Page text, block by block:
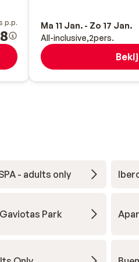
p.p.
Ma 11 Jan. - Zo 17 Jan.
All-inclusive 2pers.
- adults only
Park